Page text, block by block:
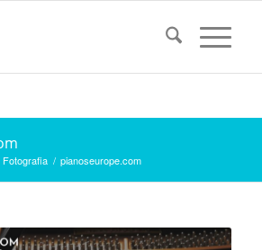
Fotografia / pianoseurope.com